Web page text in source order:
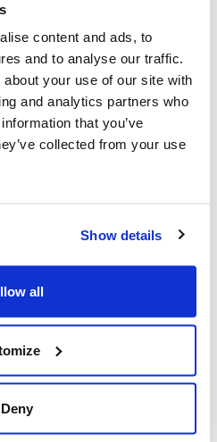
content and ads, to
and to analyse our traffic.
your use of our site with
and analytics partners who
that you’ve
collected from your use
Show details
all
Deny
het registratieformulier
de datum van aankoop is
garantievoorwaardenwordt
registratie) om een
10 jaar. De eerste twee
fabrieksgarantie. Hiervoor
hebt gekocht.
kwaliteitsbomen die aan
een product beschadigd is
ontbreekt. Hiermee kun je
waar je de boom hebt
klacht in behandeling